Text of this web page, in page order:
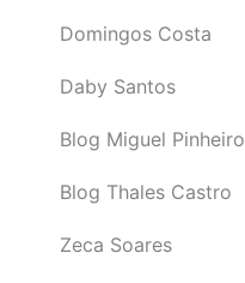
Domingos Costa
Daby Santos
Blog Miguel Pinheiro
Blog Thales Castro
Zeca Soares